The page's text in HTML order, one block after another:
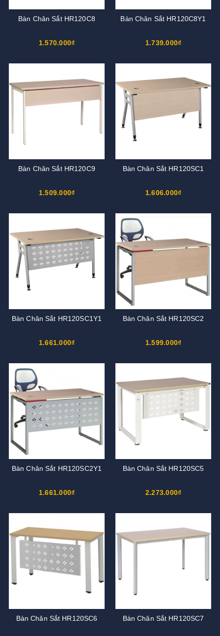
Bàn Chân Sắt HR120C8
1.570.000₫
Bàn Chân Sắt HR120C8Y1
1.739.000₫
Bàn Chân Sắt HR120C9
1.509.000₫
Bàn Chân Sắt HR120SC1
1.606.000₫
Bàn Chân Sắt HR120SC1Y1
1.661.000₫
Bàn Chân Sắt HR120SC2
1.599.000₫
Bàn Chân Sắt HR120SC2Y1
1.661.000₫
Bàn Chân Sắt HR120SC5
2.273.000₫
Bàn Chân Sắt HR120SC6 Bàn Chân Sắt HR120SC7